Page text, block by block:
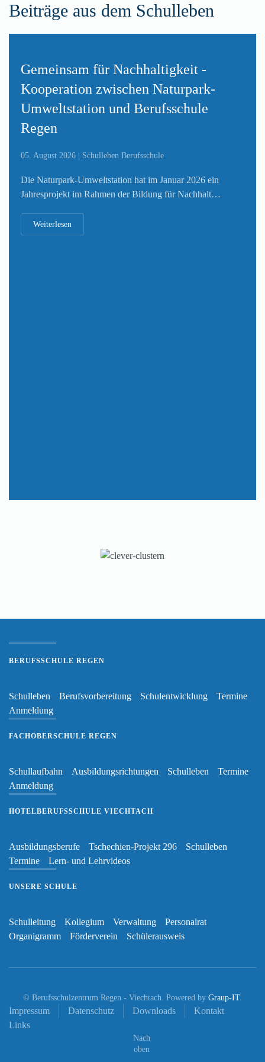
Beiträge aus dem Schulleben
Gemeinsam für Nachhaltigkeit -
Kooperation zwischen Naturpark-
Umweltstation und Berufsschule
Regen
05. August 2026 | Schulleben Berufsschule
Die Naturpark-Umweltstation hat im Januar 2026 ein
Jahresprojekt im Rahmen der Bildung für Nachhalt…
Weiterlesen
BERUFSSCHULE REGEN
Schulleben Berufsvorbereitung Schulentwicklung
Termine
Anmeldung
FACHOBERSCHULE REGEN
Schullaufbahn Ausbildungsrichtungen Schulleben
Termine
Anmeldung
HOTELBERUFSSCHULE VIECHTACH
Ausbildungsberufe Tschechien-Projekt 296
Schulleben
Termine
Lern- und Lehrvideos
UNSERE SCHULE
Schulleitung Kollegium Verwaltung
Personalrat
Organigramm
Förderverein Schülerausweis
© Berufsschulzentrum Regen - Viechtach. Powered by Graup-IT.
Impressum Datenschutz Downloads
Kontakt
Links
Nach
oben